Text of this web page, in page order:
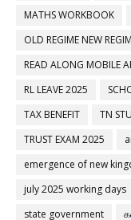
MATHS WORKBOOK
OLD REGIME NEW
READ ALONG MOBILE
RL LEAVE 2025
TAX BENEFIT
TN
TRUST EXAM 2025
emergence of new
july 2025 working days
state government